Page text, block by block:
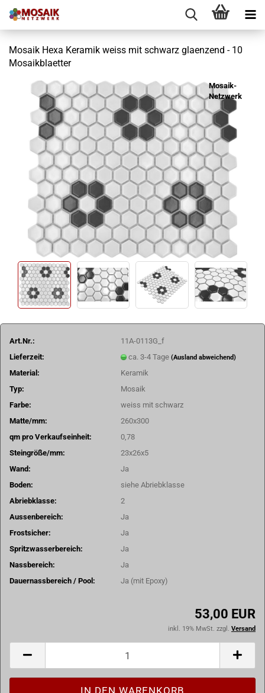
Mosaik Hexa Keramik weiss mit schwarz glaenzend - 10
Mosaikblaetter
Mosaik-
Netzwerk
Art.Nr.:
11A-0113G_f
Lieferzeit:
ca. 3-4 Tage(Ausland abweichend)
Material:
Keramik
Typ:
Mosaik
Farbe:
weiss mit schwarz
Matte/mm:
260x300
qm pro Verkaufseinheit:
0,78
Steingröße/mm:
23x26x5
Wand:
Ja
Boden:
siehe Abriebklasse
Abriebklasse:
2
Aussenbereich:
Ja
Frostsicher:
Ja
Spritzwasserbereich:
Ja
Nassbereich:
Ja
Dauernassbereich / Pool:
Ja (mit Epoxy)
53,00 EUR
inkl. 19% MwSt. zzgl. Versand